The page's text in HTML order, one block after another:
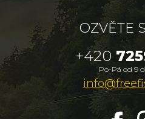
OZVĚTE
+420
Po-Pá od 9